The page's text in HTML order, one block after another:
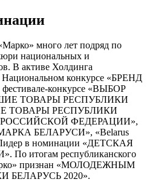
много лет подряд по
национальных и
В активе Холдинга
Национальном конкурсе «БРЕНД
конкурсе «ВЫБОР
ТОВАРЫ РЕСПУБЛИКИ
ТОВАРЫ РЕСПУБЛИКИ
ФЕДЕРАЦИИ»,
БЕЛАРУСИ», «Belarus
в номинации «ДЕТСКАЯ
итогам республиканского
признан «МОЛОДЕЖНЫМ
БЕЛАРУСЬ 2020».